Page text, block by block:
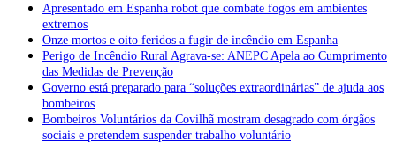
Apresentado em Espanha robot que combate fogos em ambientes
extremos
Onze mortos e oito feridos a fugir de incêndio em Espanha
Perigo de Incêndio Rural Agrava-se: ANEPC Apela ao Cumprimento
das Medidas de Prevenção
Governo está preparado para “soluções extraordinárias” de ajuda aos
bombeiros
Bombeiros Voluntários da Covilhã mostram desagrado com órgãos
sociais e pretendem suspender trabalho voluntário